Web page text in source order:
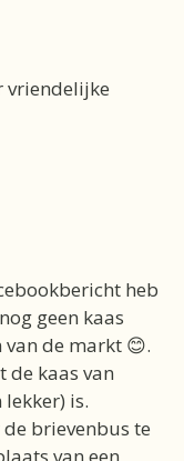
vriendelijke
heb
geen kaas
de markt 😊.
de kaas van
is.
brievenbus te